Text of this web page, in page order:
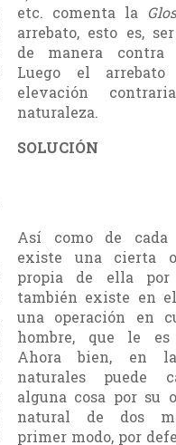
etc. co­menta la
arrebato, esto es,
de manera contra
Luego el
elevación
naturaleza.
SOLUCIÓN
Así como de cada
existe una cierta
propia de ella
también existe en
una operación en
hombre, que le es
Ahora bien, en
naturales puede
alguna cosa por su
natural de dos
primer modo, por